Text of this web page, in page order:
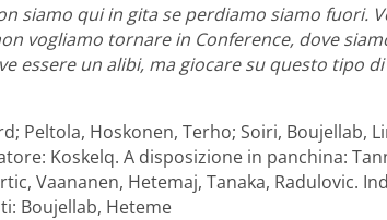
siamo qui in gita se perdiamo siamo fuori.
vogliamo tornare in Conference, dove
essere un alibi, ma giocare su questo tipo
Peltola, Hoskonen, Terho; Soiri, Boujellab,
Koskelq. A disposizione in panchina:
Vaananen, Hetemaj, Tanaka, Radulovic.
Boujellab, Heteme